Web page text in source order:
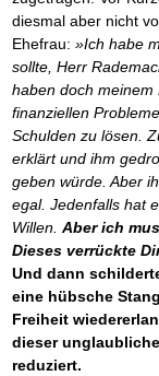
diesmal aber nicht
Ehefrau: »Ich habe
sollte, Herr
haben doch
finanziellen
Schulden zu lösen.
erklärt und ihm
geben würde. Aber
egal. Jedenfalls hat
Willen. Aber ich
Dieses verrückte
Und dann
eine hübsche
Freiheit
dieser
reduziert.